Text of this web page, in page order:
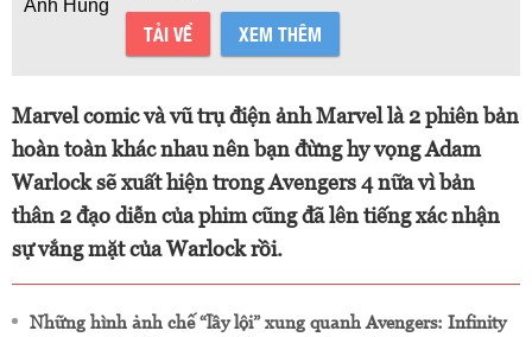
TẢI VỀ XEM THÊM
Marvel comic và vũ trụ điện ảnh Marvel là 2 phiên bản
hoàn toàn khác nhau nên bạn đừng hy vọng Adam
Warlock sẽ xuất hiện trong Avengers 4 nữa vì bản
thân 2 đạo diễn của phim cũng đã lên tiếng xác nhận
sự vắng mặt của Warlock rồi.
Những hình ảnh chế “lầy lội” xung quanh Avengers: Infinity